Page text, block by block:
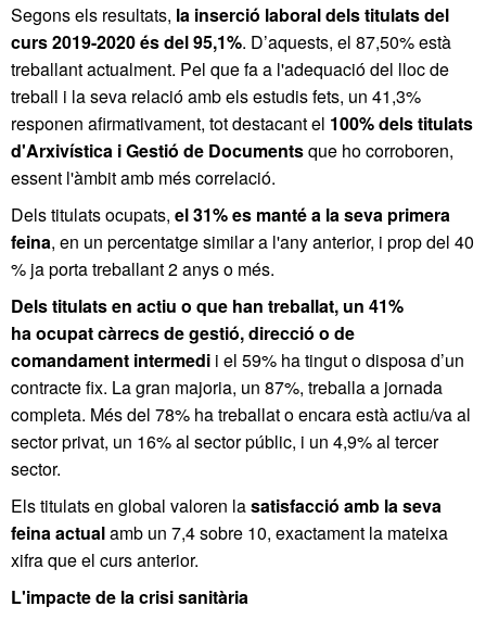
Segons els resultats, la inserció laboral dels titulats del
curs 2019-2020 és del 95,1%. D’aquests, el 87,50% està
treballant actualment. Pel que fa a l'adequació del lloc de
treball i la seva relació amb els estudis fets, un 41,3%
responen afirmativament, tot destacant el 100% dels titulats
d'Arxivística i Gestió de Documentsque ho corroboren,
essent l'àmbit amb més correlació.
Dels titulats ocupats, el 31% es manté a la seva primera
feina, en un percentatge similar a l'any anterior, i prop del 40
% ja porta treballant 2 anys o més.
Dels titulats en actiu o que han treballat, un 41%
haocupat càrrecs de gestió, direcció o de
comandament intermedi i el 59% ha tingut o disposa d’un
contracte fix. La gran majoria, un 87%, treballa a jornada
completa. Més del 78% ha treballat o encara està actiu/va al
sector privat, un 16% al sector públic, i un 4,9% al tercer
sector.
Els titulats en global valoren lasatisfacció amb la seva
feina actualamb un 7,4 sobre 10, exactament la mateixa
xifra que el curs anterior.
L'impacte de la crisi sanitària